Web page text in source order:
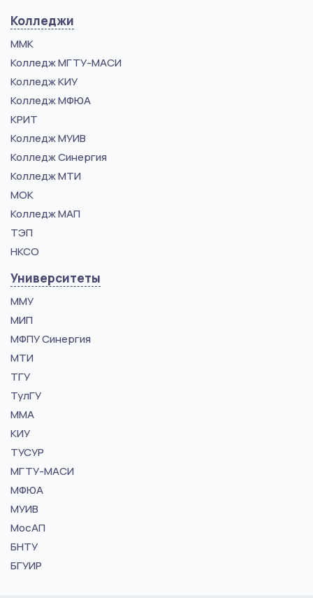
Колледжи
ММК
Колледж МГТУ-МАСИ
Колледж КИУ
Колледж МФЮА
КРИТ
Колледж МУИВ
Колледж Синергия
Колледж МТИ
МОК
Колледж МАП
ТЭП
НКСО
Университеты
ММУ
МИП
МФПУ Синергия
МТИ
ТГУ
ТулГУ
ММА
КИУ
ТУСУР
МГТУ-МАСИ
МФЮА
МУИВ
МосАП
БНТУ
БГУИР